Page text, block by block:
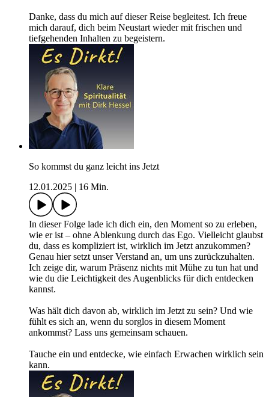
Danke, dass du mich auf dieser Reise begleitest. Ich freue
mich darauf, dich beim Neustart wieder mit frischen und
tiefgehenden Inhalten zu begeistern.
So kommst du ganz leicht ins Jetzt
12.01.2025
16 Min.
In dieser Folge lade ich dich ein, den Moment so zu erleben,
wie er ist – ohne Ablenkung durch das Ego. Vielleicht glaubst
du, dass es kompliziert ist, wirklich im Jetzt anzukommen?
Genau hier setzt unser Verstand an, um uns zurückzuhalten.
Ich zeige dir, warum Präsenz nichts mit Mühe zu tun hat und
wie du die Leichtigkeit des Augenblicks für dich entdecken
kannst.
Was hält dich davon ab, wirklich im Jetzt zu sein? Und wie
fühlt es sich an, wenn du sorglos in diesem Moment
ankommst? Lass uns gemeinsam schauen.
Tauche ein und entdecke, wie einfach Erwachen wirklich sein
kann.